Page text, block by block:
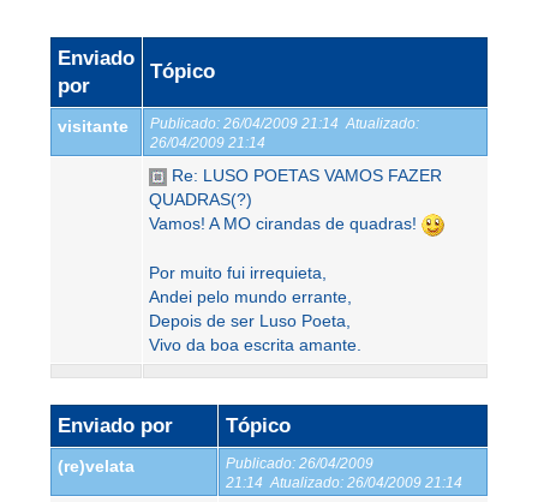
Enviado
por
Tópico
visitante Publicado: 26/04/2009 21:14 Atualizado:
26/04/2009 21:14
Re: LUSO POETAS VAMOS FAZER
QUADRAS(?)
Vamos! A MO cirandas de quadras!
Por muito fui irrequieta,
Andei pelo mundo errante,
Depois de ser Luso Poeta,
Vivo da boa escrita amante.
Enviado por Tópico
(re)velata Publicado: 26/04/2009
21:14 Atualizado: 26/04/2009 21:14